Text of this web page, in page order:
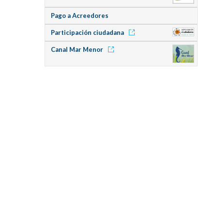
Pago a Acreedores
Participación ciudadana
Canal Mar Menor